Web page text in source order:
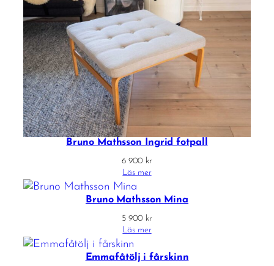
Bruno Mathsson Ingrid fotpall
6 900 kr
Läs mer
Bruno Mathsson Mina
5 900 kr
Läs mer
Emmafåtölj i fårskinn